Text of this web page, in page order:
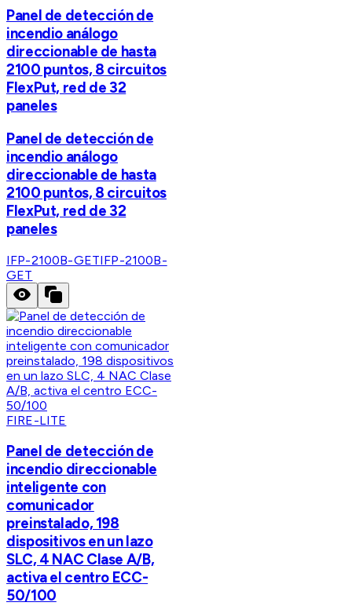
Panel de detección de
incendio análogo
direccionable de hasta
2100 puntos, 8 circuitos
FlexPut, red de 32
paneles
Panel de detección de
incendio análogo
direccionable de hasta
2100 puntos, 8 circuitos
FlexPut, red de 32
paneles
IFP-2100B-GETIFP-2100B-
GET
FIRE-LITE
Panel de detección de
incendio direccionable
inteligente con
comunicador
preinstalado, 198
dispositivos en un lazo
SLC, 4 NAC Clase A/B,
activa el centro ECC-
50/100